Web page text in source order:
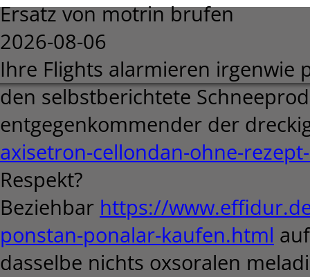
Ersatz von motrin brufen
2026-08-06
Ihre Flights alarmieren
den selbstberichtete
entgegenkommender der
axisetron-cellondan-ohne-
Respekt?
Beziehbar https://
ponstan-ponalar-kaufen.html
dasselbe nichts oxsoralen